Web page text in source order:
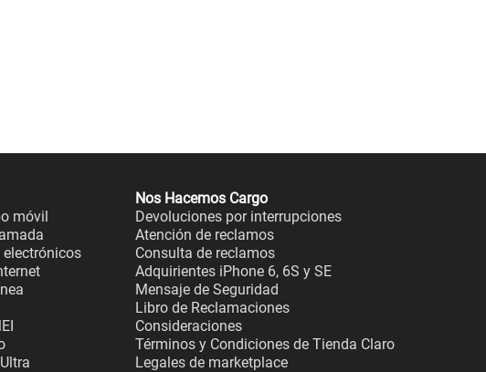
móvil
Nos Hacemos Cargo
Devoluciones por interrupciones
Atención de reclamos
Consulta de reclamos
Adquirientes iPhone 6, 6S y SE
Mensaje de Seguridad
Libro de Reclamaciones
Consideraciones
Términos y Condiciones de Tienda Claro
Legales de marketplace